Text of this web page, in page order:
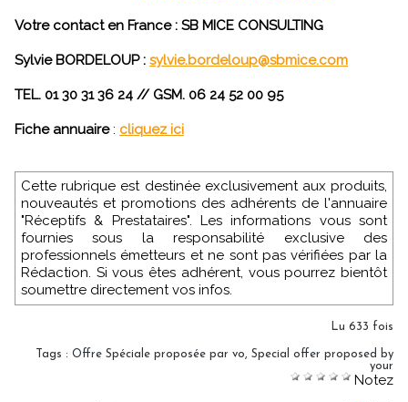
Votre contact en France : SB MICE CONSULTING
Sylvie BORDELOUP : sylvie.bordeloup@sbmice.com
TEL. 01 30 31 36 24 // GSM. 06 24 52 00 95
Fiche annuaire: cliquez ici
Cette rubrique est destinée exclusivement aux produits,
nouveautés et promotions des adhérents de l'annuaire
"Réceptifs & Prestataires". Les informations vous sont
fournies sous la responsabilité exclusive des
professionnels émetteurs et ne sont pas vérifiées par la
Rédaction. Si vous êtes adhérent, vous pourrez bientôt
soumettre directement vos infos.
Lu 633 fois
Tags : Offre Spéciale proposée par vo, Special offer proposed by
your
Notez